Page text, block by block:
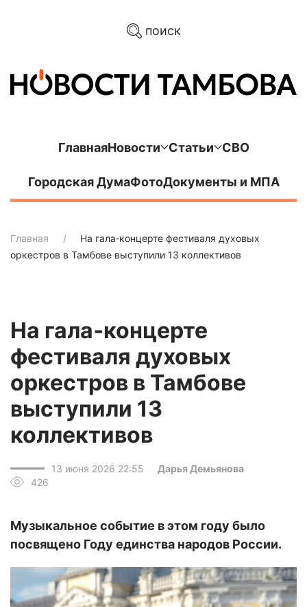
поиск
ГлавнаяНовости Статьи СВО
Городская ДумаФотоДокументы и МПА
Главная
На гала‑концерте фестиваля духовых
оркестров в Тамбове выступили 13 коллективов
На гала‑концерте
фестиваля духовых
оркестров в Тамбове
выступили 13
коллективов
13 июня 2026 22:55
Дарья Демьянова
426
Музыкальное событие в этом году было
посвящено Году единства народов России.